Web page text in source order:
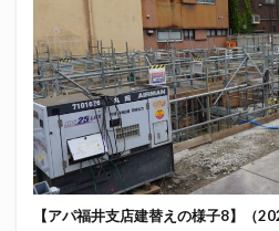
【アパ福井支店建替えの様子8】（